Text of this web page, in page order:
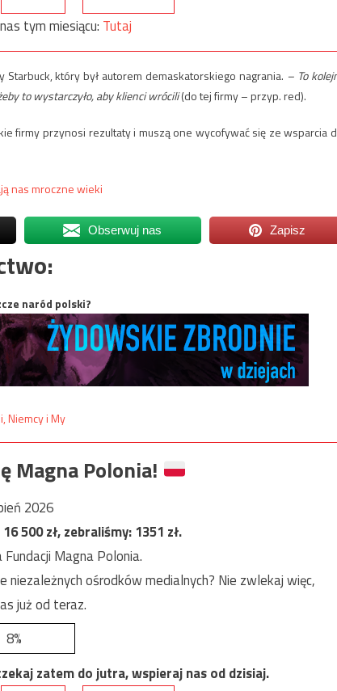
tym miesiącu: Tutaj
który był autorem demaskatorskiego nagrania. – To
to wystarczyło, aby klienci wrócili(do tej firmy – przyp. red).
firmy przynosi rezultaty i muszą one wycofywać się ze wsparcia
nas mroczne wieki
Obserwuj nas Zapisz
naród polski?
Magna Polonia!
2026
16 500zł, zebraliśmy:1351 zł.
Magna Polonia.
ośrodków medialnych? Nie zwlekaj więc,
już od teraz.
8%
zatem do jutra, wspieraj nas od dzisiaj.